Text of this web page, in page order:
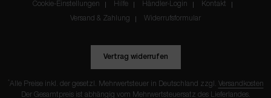
Cookie-Einstellungen Hilfe Händler-Login Kontakt
Versand & Zahlung Widerrufsformular
Vertrag widerrufen
*Alle Preise inkl. der gesetzl. Mehrwertsteuer in Deutschland zzgl. Versandkosten
Der Gesamtpreis ist abhängig vom Mehrwertsteuersatz des Lieferlandes.